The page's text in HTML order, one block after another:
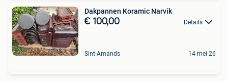
Dakpannen Koramic Narvik
€ 100,00 Details
Sint-Amands 14 mei 26